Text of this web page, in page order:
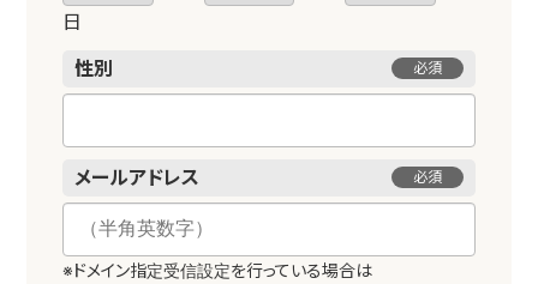
日
性別
必須
メールアドレス 必須
※ドメイン指定受信設定を行っている場合は